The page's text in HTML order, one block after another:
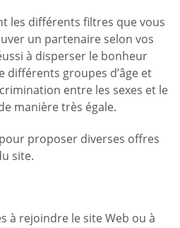
les différents filtres que vous
un partenaire selon vos
à disperser le bonheur
différents groupes d’âge et
entre les sexes et le
manière très égale.
proposer diverses offres
site.
à rejoindre le site Web ou à